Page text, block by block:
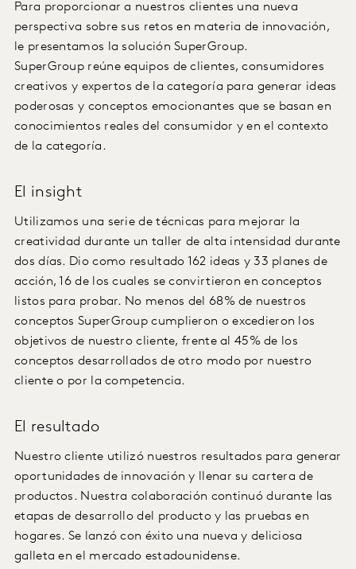
Para proporcionar a nuestros clientes una nueva
perspectiva sobre sus retos en materia de innovación,
le presentamos la solución SuperGroup.
SuperGroup reúne equipos de clientes, consumidores
creativos y expertos de la categoría para generar ideas
poderosas y conceptos emocionantes que se basan en
conocimientos reales del consumidor y en el contexto
de la categoría.
El insight
Utilizamos una serie de técnicas para mejorar la
creatividad durante un taller de alta intensidad durante
dos días. Dio como resultado 162 ideas y 33 planes de
acción, 16 de los cuales se convirtieron en conceptos
listos para probar. No menos del 68% de nuestros
conceptos SuperGroup cumplieron o excedieron los
objetivos de nuestro cliente, frente al 45% de los
conceptos desarrollados de otro modo por nuestro
cliente o por la competencia.
El resultado
Nuestro cliente utilizó nuestros resultados para generar
oportunidades de innovación y llenar su cartera de
productos. Nuestra colaboración continuó durante las
etapas de desarrollo del producto y las pruebas en
hogares. Se lanzó con éxito una nueva y deliciosa
galleta en el mercado estadounidense.